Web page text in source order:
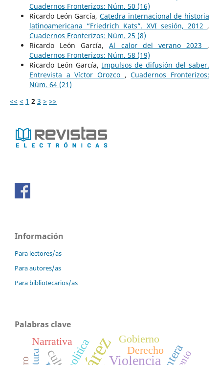
Cuadernos Fronterizos: Núm. 50 (16)
Ricardo León García, Catedra internacional de historia
latinoamericana “Friedrich Kats”. XVI sesión, 2012 ,
Cuadernos Fronterizos: Núm. 25 (8)
Ricardo León García,Al calor del verano 2023 ,
Cuadernos Fronterizos: Núm. 58 (19)
Ricardo León García, Impulsos de difusión del saber.
Entrevista a Víctor Orozco ,Cuadernos Fronterizos:
Núm. 64 (21)
<< < 1 2 3 > >>
Información
Para lectores/as
Para autores/as
Para bibliotecarios/as
Palabras clave
Violencia
política Derecho
Gobierno
Narrativa